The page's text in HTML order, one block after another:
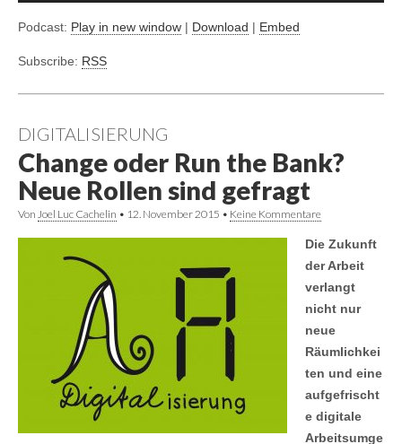
Podcast: Play in new window | Download | Embed
Subscribe: RSS
DIGITALISIERUNG
Change oder Run the Bank?
Neue Rollen sind gefragt
Von Joel Luc Cachelin • 12. November 2015 • Keine Kommentare
Die Zukunft
der Arbeit
verlangt
nicht nur
neue
Räumlichkei
ten und eine
aufgefrischt
e digitale
Arbeitsumge